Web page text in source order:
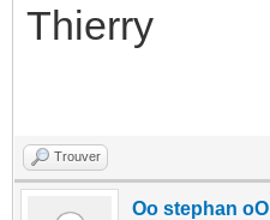
Thierry
Trouver
Oo stephan oO